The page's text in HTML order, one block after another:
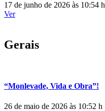
17 de junho de 2026 às 10:54 h
Ver
Gerais
“Monlevade, Vida e Obra”!
26 de maio de 2026 às 10:52 h